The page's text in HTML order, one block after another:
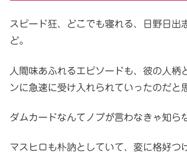
スピード狂、どこでも寝れる、日野日
ど。
人間味あふれるエピソードも、彼の人柄
ンに急速に受け入れられていったのだと
ダムカードなんてノブが言わなきゃ知ら
マスヒロも朴訥としていて、変に格好つ